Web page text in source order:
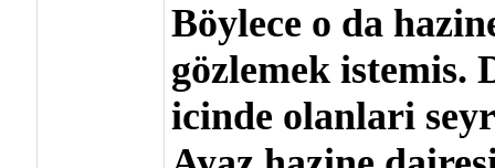
Böylece o da
gözlemek
icinde olanlari